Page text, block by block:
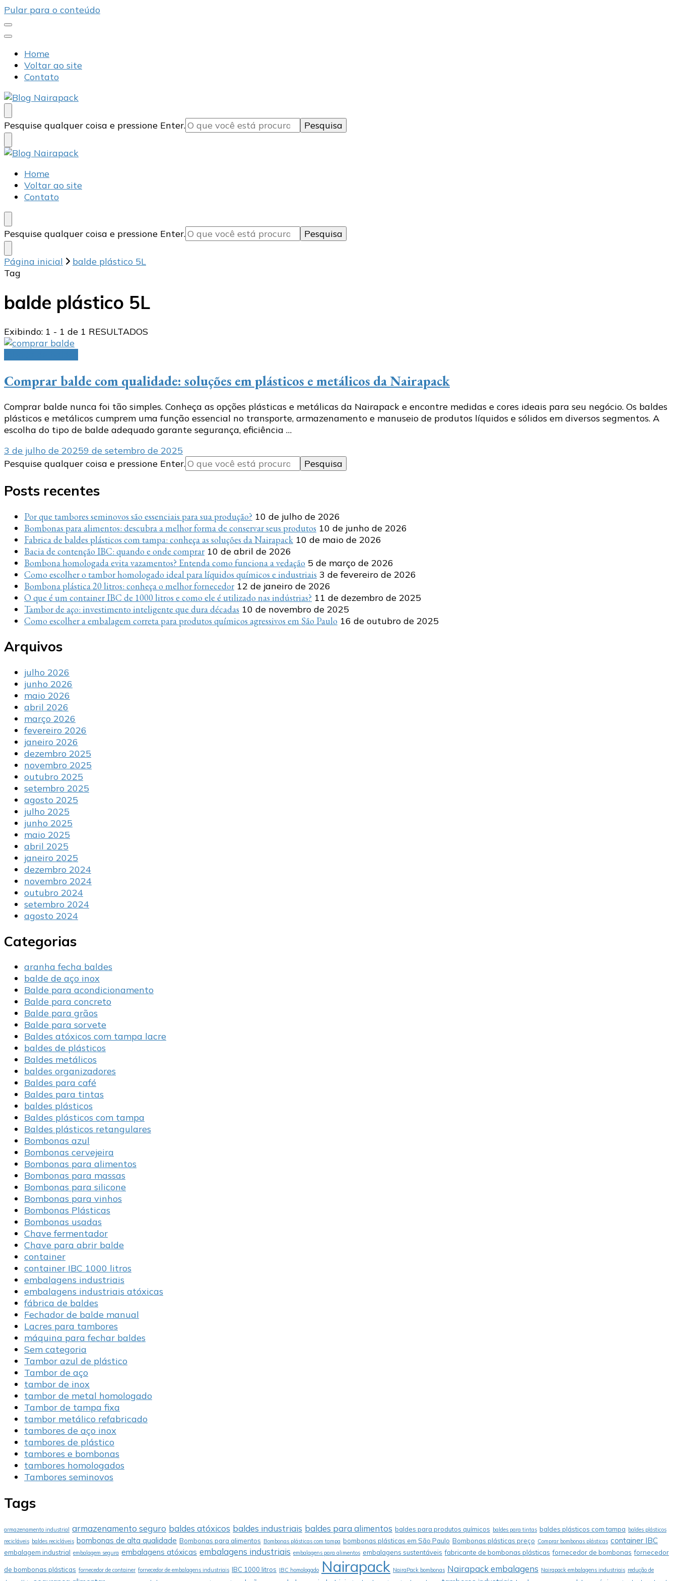
Pular para o conteúdo
Home
Voltar ao site
Contato
Blog Nairapack
Líder no Mercado de Embalagens
Procurando
algo?
Pesquise qualquer coisa e pressione Enter.
Blog Nairapack
Líder no Mercado de Embalagens
Home
Voltar ao site
Contato
Procurando
algo?
Pesquise qualquer coisa e pressione Enter.
Página inicial
balde plástico 5L
Tag
balde plástico 5L
Exibindo: 1 - 1 de 1 RESULTADOS
Comprar balde com qualidade: soluções em plásticos e metálicos da Nairapack
Comprar balde nunca foi tão simples. Conheça as opções plásticas e metálicas da Nairapack e encontre medidas e cores ideais para seu negócio. Os baldes
plásticos e metálicos cumprem uma função essencial no transporte, armazenamento e manuseio de produtos líquidos e sólidos em diversos segmentos. A
escolha do tipo de balde adequado garante segurança, eficiência …
3 de julho de 20259 de setembro de 2025
Procurando
Pesquise qualquer coisa e pressione Enter.
Posts recentes
Por que tambores seminovos são essenciais para sua produção? 10 de julho de 2026
Bombonas para alimentos: descubra a melhor forma de conservar seus produtos 10 de junho de 2026
Fabrica de baldes plásticos com tampa: conheça as soluções da Nairapack 10 de maio de 2026
Bacia de contenção IBC: quando e onde comprar 10 de abril de 2026
Bombona homologada evita vazamentos? Entenda como funciona a vedação 5 de março de 2026
Como escolher o tambor homologado ideal para líquidos químicos e industriais 3 de fevereiro de 2026
Bombona plástica 20 litros: conheça o melhor fornecedor 12 de janeiro de 2026
O que é um container IBC de 1000 litros e como ele é utilizado nas indústrias? 11 de dezembro de 2025
Tambor de aço: investimento inteligente que dura décadas 10 de novembro de 2025
Como escolher a embalagem correta para produtos químicos agressivos em São Paulo 16 de outubro de 2025
Arquivos
julho 2026
junho 2026
maio 2026
abril 2026
março 2026
fevereiro 2026
janeiro 2026
dezembro 2025
novembro 2025
outubro 2025
setembro 2025
agosto 2025
julho 2025
junho 2025
maio 2025
abril 2025
janeiro 2025
dezembro 2024
novembro 2024
outubro 2024
setembro 2024
agosto 2024
Categorias
aranha fecha baldes
balde de aço inox
Balde para acondicionamento
Balde para concreto
Balde para grãos
Balde para sorvete
Baldes atóxicos com tampa lacre
baldes de plásticos
Baldes metálicos
baldes organizadores
Baldes para café
Baldes para tintas
baldes plásticos
Baldes plásticos com tampa
Baldes plásticos retangulares
Bombonas azul
Bombonas cervejeira
Bombonas para alimentos
Bombonas para massas
Bombonas para silicone
Bombonas para vinhos
Bombonas Plásticas
Bombonas usadas
Chave fermentador
Chave para abrir balde
container
container IBC 1000 litros
embalagens industriais
embalagens industriais atóxicas
fábrica de baldes
Fechador de balde manual
Lacres para tambores
máquina para fechar baldes
Sem categoria
Tambor azul de plástico
Tambor de aço
tambor de inox
tambor de metal homologado
Tambor de tampa fixa
tambor metálico refabricado
tambores de aço inox
tambores de plástico
tambores e bombonas
tambores homologados
Tambores seminovos
Tags
armazenamento industrial armazenamento seguro baldes atóxicos baldes industriais baldes para alimentos baldes para produtos químicos baldes para tintas baldes plásticos com tampa baldes plásticos
recicláveis baldes recicláveis bombonas de alta qualidade Bombonas para alimentos Bombonas plásticas com tampa bombonas plásticas em São Paulo Bombonas plásticas preço Comprar bombonas plásticas container IBC
embalagem industrial embalagem segura embalagens atóxicas embalagens industriais embalagens para alimentos embalagens sustentáveis fabricante de bombonas plásticas fornecedor de bombonas fornecedor
de bombonas plásticas fornecedor de container fornecedor de embalagens industriais IBC 1000 litros IBC homologado Nairapack NairaPack bombonas Nairapack embalagens Nairapack embalagens industriais redução de